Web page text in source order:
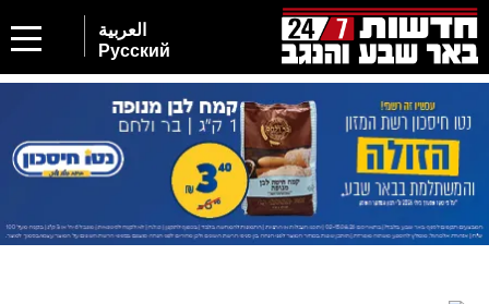
العربية
Русский